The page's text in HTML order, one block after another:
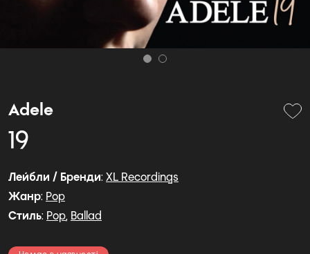
Adele
19
Лейбли / Бренди: XL Recordings
Жанр: Pop
Стиль: Pop, Ballad